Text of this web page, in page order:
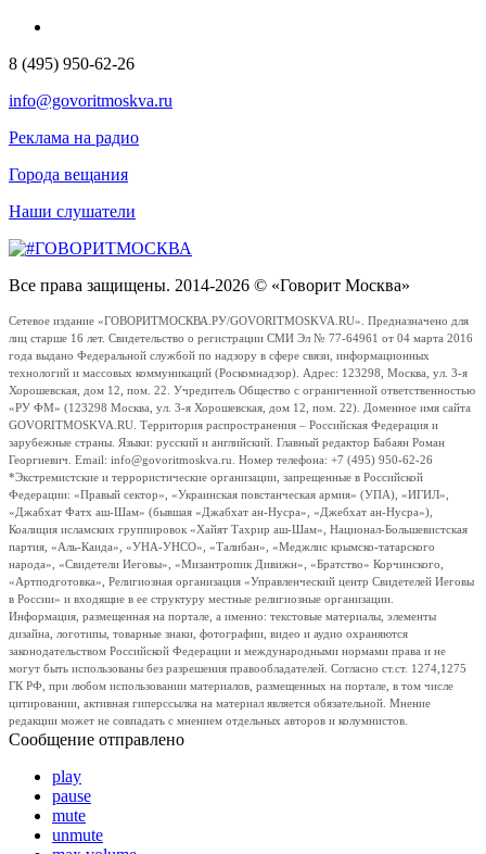
8 (495) 950-62-26
info@govoritmoskva.ru
Реклама на радио
Города вещания
Наши слушатели
Все права защищены. 2014-2026 © «Говорит Москва»
Сетевое издание «ГОВОРИТМОСКВА.РУ/GOVORITMOSKVA.RU». Предназначено для
лиц старше 16 лет. Свидетельство о регистрации СМИ Эл № 77-64961 от 04 марта 2016
года выдано Федеральной службой по надзору в сфере связи, информационных
технологий и массовых коммуникаций (Роскомнадзор). Адрес: 123298, Москва, ул. 3-я
Хорошевская, дом 12, пом. 22. Учредитель Общество с ограниченной ответственностью
«РУ ФМ» (123298 Москва, ул. 3-я Хорошевская, дом 12, пом. 22). Доменное имя сайта
GOVORITMOSKVA.RU. Территория распространения – Российская Федерация и
зарубежные страны. Языки: русский и английский. Главный редактор Бабаян Роман
Георгиевич. Email: info@govoritmoskva.ru. Номер телефона: +7 (495) 950-62-26
*Экстремистские и террористические организации, запрещенные в Российской
Федерации: «Правый сектор», «Украинская повстанческая армия» (УПА), «ИГИЛ»,
«Джабхат Фатх аш-Шам» (бывшая «Джабхат ан-Нусра», «Джебхат ан-Нусра»),
Коалиция исламских группировок «Хайят Тахрир аш-Шам», Национал-Большевистская
партия, «Аль-Каида», «УНА-УНСО», «Талибан», «Меджлис крымско-татарского
народа», «Свидетели Иеговы», «Мизантропик Дивижн», «Братство» Корчинского,
«Артподготовка», Религиозная организация «Управленческий центр Свидетелей Иеговы
в России» и входящие в ее структуру местные религиозные организации.
Информация, размещенная на портале, а именно: текстовые материалы, элементы
дизайна, логотипы, товарные знаки, фотографии, видео и аудио охраняются
законодательством Российской Федерации и международными нормами права и не
могут быть использованы без разрешения правообладателей. Согласно ст.ст. 1274,1275
ГК РФ, при любом использовании материалов, размещенных на портале, в том числе
цитировании, активная гиперссылка на материал является обязательной. Мнение
редакции может не совпадать с мнением отдельных авторов и колумнистов.
Сообщение отправлено
play
pause
mute
unmute